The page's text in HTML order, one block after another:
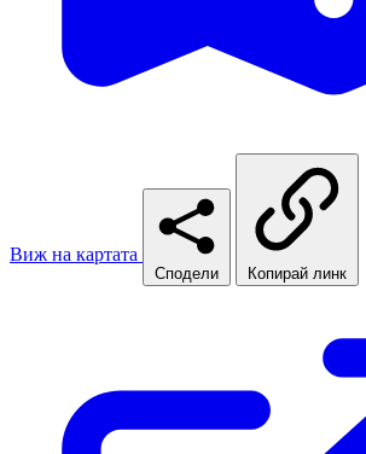
Виж на картата
Сподели Копирай линк